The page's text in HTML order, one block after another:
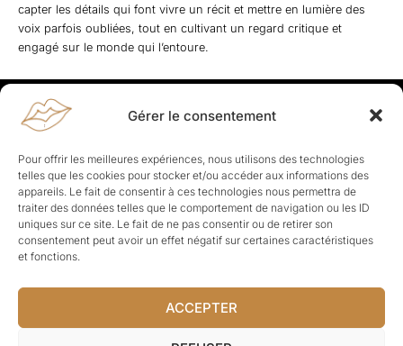
Gérer le consentement
Pour offrir les meilleures expériences, nous utilisons des technologies
telles que les cookies pour stocker et/ou accéder aux informations des
appareils. Le fait de consentir à ces technologies nous permettra de
traiter des données telles que le comportement de navigation ou les ID
uniques sur ce site. Le fait de ne pas consentir ou de retirer son
consentement peut avoir un effet négatif sur certaines caractéristiques
et fonctions.
ACCEPTER
capter les détails qui font vivre un récit et mettre en lumière des
voix parfois oubliées, tout en cultivant un regard critique et
engagé sur le monde qui l’entoure.
Rapporteuses
À propos de Rapporteuses :Rapporteuses, c’est l’histoire de
Parisiennes, bien dans leurs baskets qui aiment rapporter ce qui leur
cause, leur apporte et leur rapporte !
Les Topics
Société Politique Business Culture
Sport
Lifestyle